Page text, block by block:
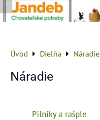
Úvod Dielňa Náradie
Náradie
Pilníky a rašple